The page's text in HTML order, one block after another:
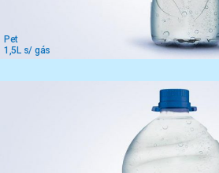
Pet
1,5L s/ gás